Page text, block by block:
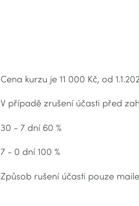
Cena kurzu je 11 000 Kč, od
V případě zrušení účasti před
30 - 7 dní 60 %
7 - 0 dní 100 %
Způsob rušení účasti pouze